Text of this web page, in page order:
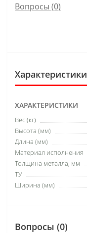
Вопросы (0)
Характеристики
ХАРАКТЕРИСТИКИ
Вес (кг)
Высота (мм)
Длина (мм)
Материал исполнения
Толщина металла, мм
ТУ
Ширина (мм)
Вопросы (0)